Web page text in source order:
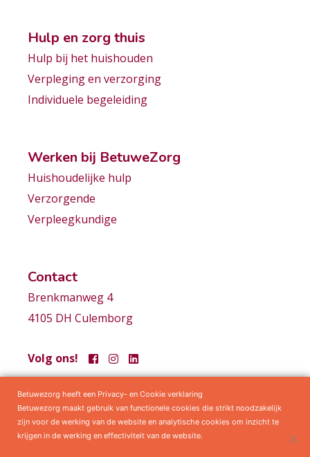
Hulp en zorg thuis
Hulp bij het huishouden
Verpleging en verzorging
Individuele begeleiding
Werken bij BetuweZorg
Huishoudelijke hulp
Verzorgende
Verpleegkundige
Contact
Brenkmanweg 4
4105 DH Culemborg
Volg ons!
Samenwerkingen Privacy statement Algemene voorwaarden
Betuwezorg heeft een Privacy- en Cookie verklaring
Betuwezorg maakt gebruik van functionele cookies die strikt noodzakelijk
zijn voor de werking van de website en analytische cookies om inzicht te
krijgen in de werking en effectiviteit van de website.